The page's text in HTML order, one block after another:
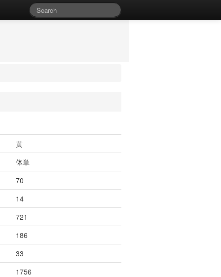
黄
体単
70
14
721
186
33
1756